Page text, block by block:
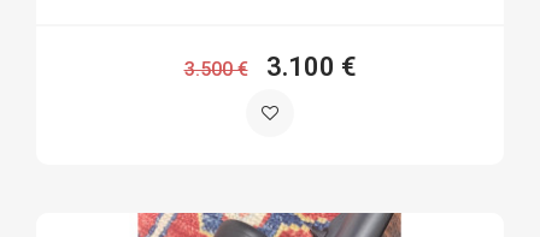
3.500 € 3.100 €